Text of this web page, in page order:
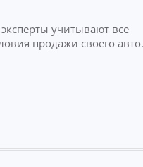
учитывают все
продажи своего авто.